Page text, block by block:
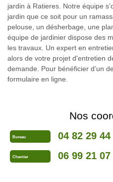
jardin à Ratieres. Notre équipe
jardin que ce soit pour un
pelouse, un désherbage, une
équipe de jardinier dispose des
les travaux. Un expert en
alors de votre projet d'entretien
demande. Pour bénéficier d’un
formulaire en ligne.
Nos
Bureau 04 82 29 44
Chantier 06 99 21 07